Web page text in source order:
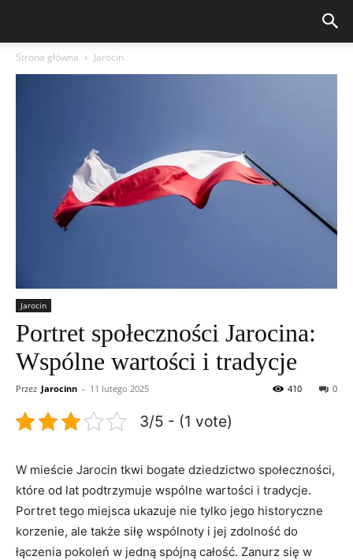
Strona główna Jarocin
Jarocin
Portret społeczności Jarocina:
Wspólne wartości i tradycje
Przez Jarocinn - 11 lutego 2025 0
410
3/5 - (1 vote)
W mieście Jarocin⁤ tkwi bogate dziedzictwo⁢ społeczności,
‌które ⁤od lat podtrzymuje wspólne wartości i tradycje.
Portret tego ​miejsca ukazuje nie tylko jego historyczne
korzenie, ale także siłę⁤ wspólnoty i ​jej ⁣zdolność ‌do
łączenia ​pokoleń w jedną spójną ⁢całość.‌ Zanurz się w⁢